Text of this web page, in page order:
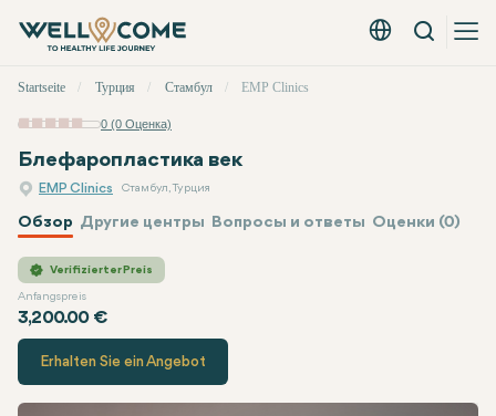
Русский - EUR
Вызов
меню
Startseite Турция Стамбул EMP Clinics
0 (0 Оценка)
Блефаропластика век
EMP Clinics Стамбул, Турция
Обзор Другие центры Вопросы и ответы Оценки (0)
Verifizierter Preis
Anfangspreis
3,200.00 €
EMP ClinicsЦена
Erhalten Sie ein Angebot